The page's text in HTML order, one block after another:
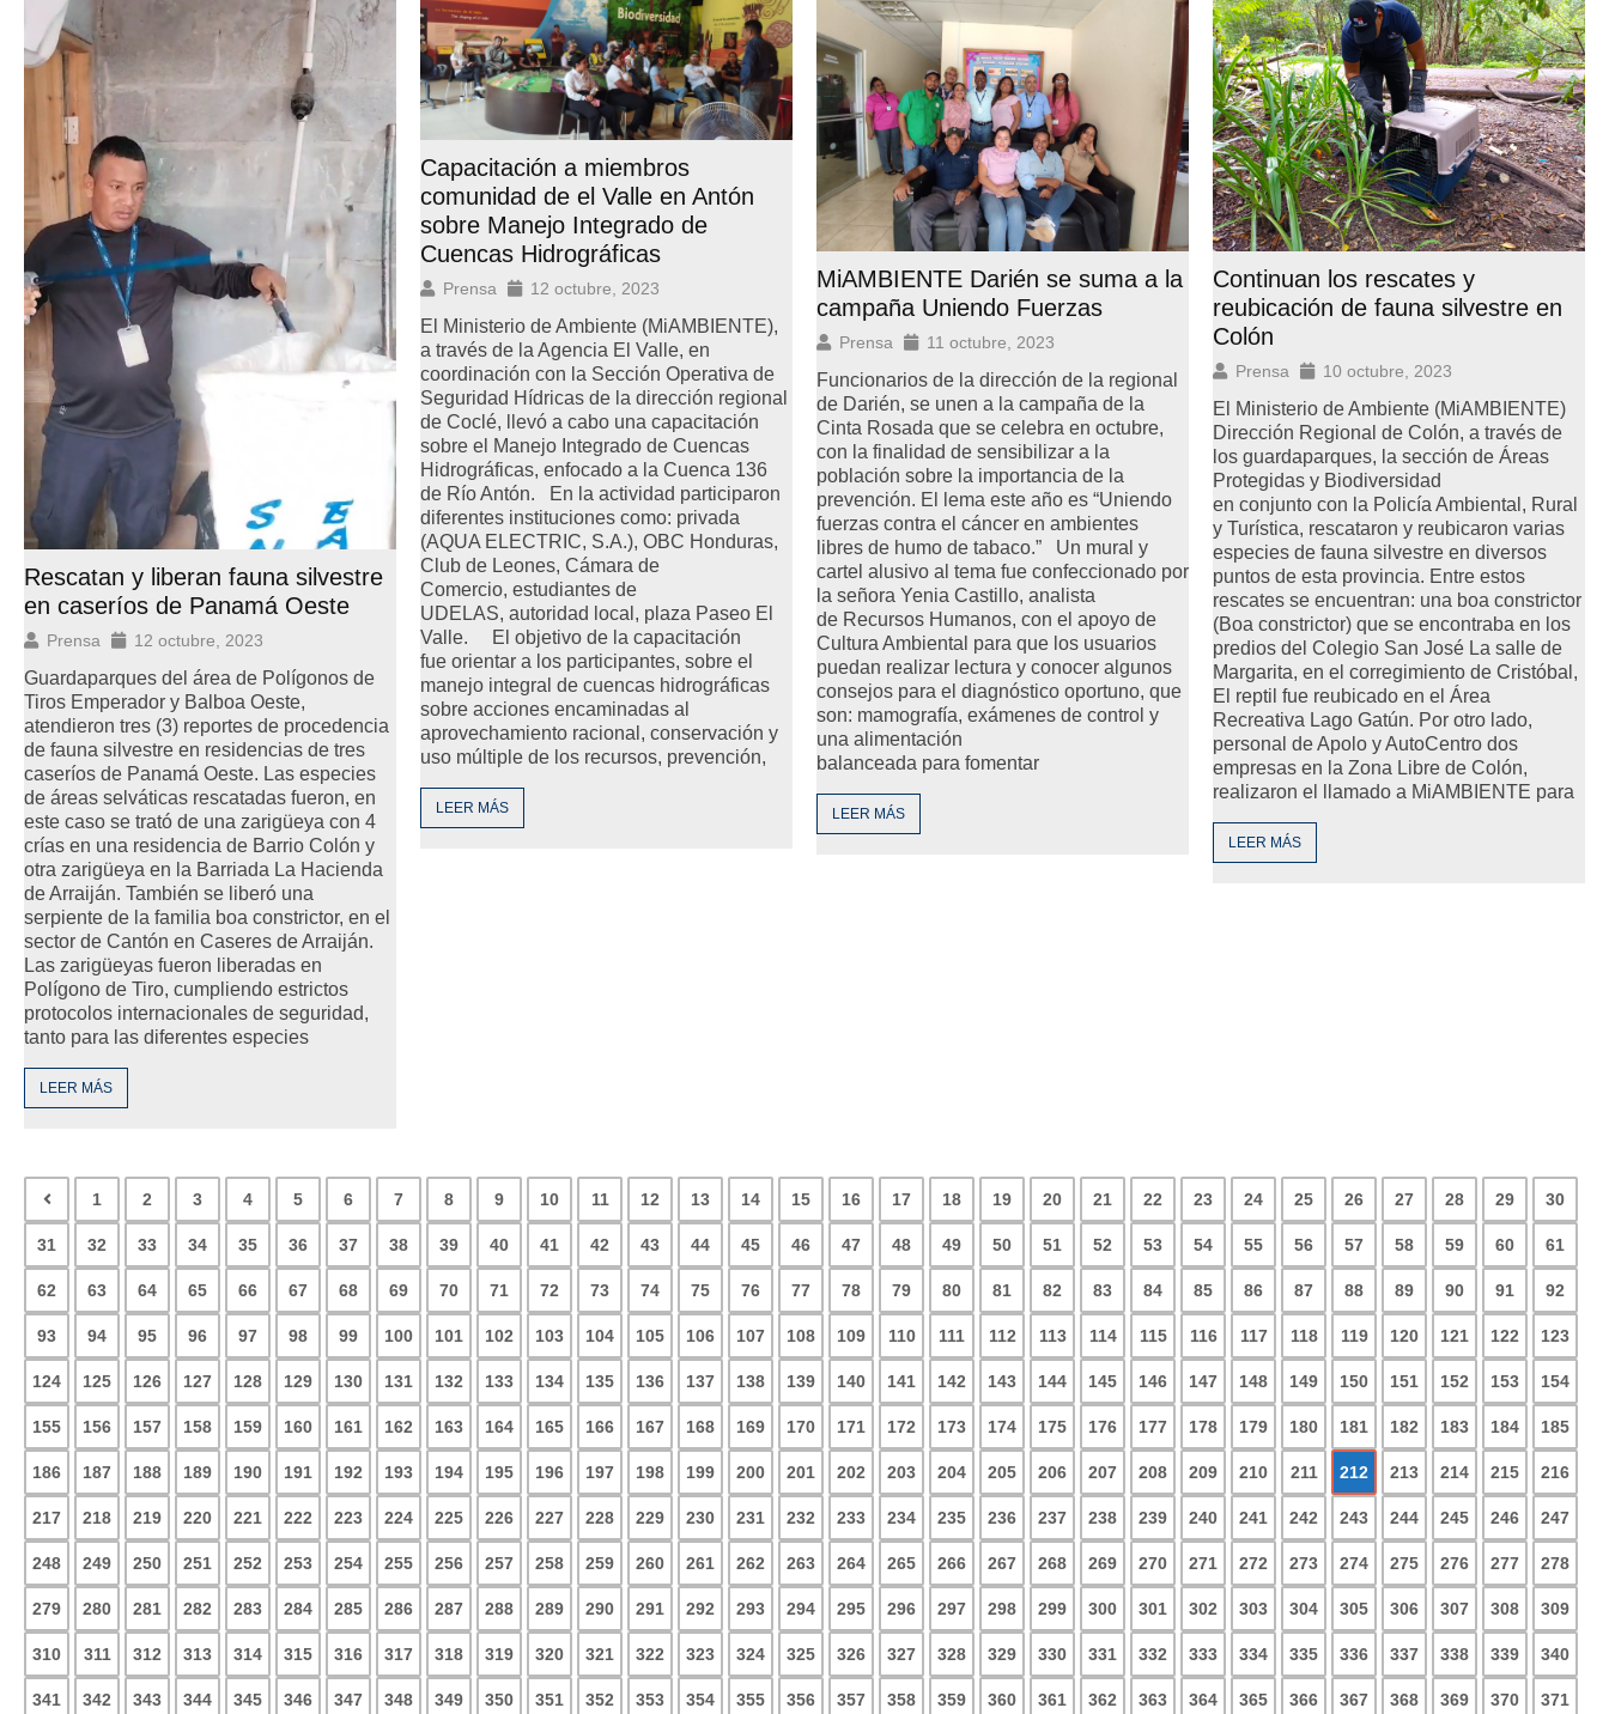
Rescatan y liberan fauna silvestre
en caseríos de Panamá Oeste
Prensa 12 octubre, 2023
Guardaparques del área de Polígonos de
Tiros Emperador y Balboa Oeste,
atendieron tres (3) reportes de procedencia
de fauna silvestre en residencias de tres
caseríos de Panamá Oeste. Las especies
de áreas selváticas rescatadas fueron, en
este caso se trató de una zarigüeya con 4
crías en una residencia de Barrio Colón y
otra zarigüeya en la Barriada La Hacienda
de Arraiján. También se liberó una
serpiente de la familia boa constrictor, en el
sector de Cantón en Caseres de Arraiján.
Las zarigüeyas fueron liberadas en
Polígono de Tiro, cumpliendo estrictos
protocolos internacionales de seguridad,
tanto para las diferentes especies
LEER MÁS
Capacitación a miembros
comunidad de el Valle en Antón
sobre Manejo Integrado de
Cuencas Hidrográficas
Prensa 12 octubre, 2023
El Ministerio de Ambiente (MiAMBIENTE),
a través de la Agencia El Valle, en
coordinación con la Sección Operativa de
Seguridad Hídricas de la dirección regional
de Coclé, llevó a cabo una capacitación
sobre el Manejo Integrado de Cuencas
Hidrográficas, enfocado a la Cuenca 136
de Río Antón. En la actividad participaron
diferentes instituciones como: privada
(AQUA ELECTRIC, S.A.), OBC Honduras,
Club de Leones, Cámara de
Comercio, estudiantes de
UDELAS, autoridad local, plaza Paseo El
Valle. El objetivo de la capacitación
fue orientar a los participantes, sobre el
manejo integral de cuencas hidrográficas
sobre acciones encaminadas al
aprovechamiento racional, conservación y
uso múltiple de los recursos, prevención,
LEER MÁS
MiAMBIENTE Darién se suma a la
campaña Uniendo Fuerzas
Prensa 11 octubre, 2023
Funcionarios de la dirección de la regional
de Darién, se unen a la campaña de la
Cinta Rosada que se celebra en octubre,
con la finalidad de sensibilizar a la
población sobre la importancia de la
prevención. El lema este año es “Uniendo
fuerzas contra el cáncer en ambientes
libres de humo de tabaco.” Un mural y
cartel alusivo al tema fue confeccionado por
la señora Yenia Castillo, analista
de Recursos Humanos, con el apoyo de
Cultura Ambiental para que los usuarios
puedan realizar lectura y conocer algunos
consejos para el diagnóstico oportuno, que
son: mamografía, exámenes de control y
una alimentación
balanceada para fomentar
LEER MÁS
Continuan los rescates y
reubicación de fauna silvestre en
Colón
Prensa 10 octubre, 2023
El Ministerio de Ambiente (MiAMBIENTE)
Dirección Regional de Colón, a través de
los guardaparques, la sección de Áreas
Protegidas y Biodiversidad
en conjunto con la Policía Ambiental, Rural
y Turística, rescataron y reubicaron varias
especies de fauna silvestre en diversos
puntos de esta provincia. Entre estos
rescates se encuentran: una boa constrictor
(Boa constrictor) que se encontraba en los
predios del Colegio San José La salle de
Margarita, en el corregimiento de Cristóbal,
El reptil fue reubicado en el Área
Recreativa Lago Gatún. Por otro lado,
personal de Apolo y AutoCentro dos
empresas en la Zona Libre de Colón,
realizaron el llamado a MiAMBIENTE para
LEER MÁS
1 2 3 4 5 6 7 8 9 10 11 12 13 14 15 16 17 18 19 20 21 22 23 24 25 26 27 28 29 30
31 32 33 34 35 36 37 38 39 40 41 42 43 44 45 46 47 48 49 50 51 52 53 54 55 56 57 58 59 60 61
62 63 64 65 66 67 68 69 70 71 72 73 74 75 76 77 78 79 80 81 82 83 84 85 86 87 88 89 90 91 92
93 94 95 96 97 98 99 100 101 102 103 104 105 106 107 108 109 110 111 112 113 114 115 116 117 118 119 120 121 122 123
124 125 126 127 128 129 130 131 132 133 134 135 136 137 138 139 140 141 142 143 144 145 146 147 148 149 150 151 152 153 154
155 156 157 158 159 160 161 162 163 164 165 166 167 168 169 170 171 172 173 174 175 176 177 178 179 180 181 182 183 184 185
186 187 188 189 190 191 192 193 194 195 196 197 198 199 200 201 202 203 204 205 206 207 208 209 210 211 212 213 214 215 216
217 218 219 220 221 222 223 224 225 226 227 228 229 230 231 232 233 234 235 236 237 238 239 240 241 242 243 244 245 246 247
248 249 250 251 252 253 254 255 256 257 258 259 260 261 262 263 264 265 266 267 268 269 270 271 272 273 274 275 276 277 278
279 280 281 282 283 284 285 286 287 288 289 290 291 292 293 294 295 296 297 298 299 300 301 302 303 304 305 306 307 308 309
310 311 312 313 314 315 316 317 318 319 320 321 322 323 324 325 326 327 328 329 330 331 332 333 334 335 336 337 338 339 340
341 342 343 344 345 346 347 348 349 350 351 352 353 354 355 356 357 358 359 360 361 362 363 364 365 366 367 368 369 370 371